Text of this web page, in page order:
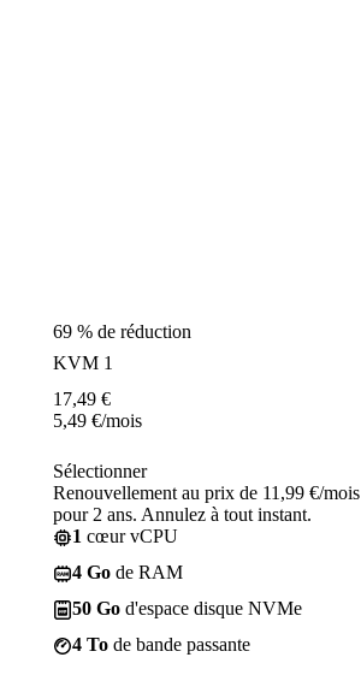
69 % de réduction
KVM 1
17,49 €
5,49 €/mois
Sélectionner
Renouvellement au prix de 11,99 €/mois
pour 2 ans. Annulez à tout instant.
1 cœur vCPU
4 Go de RAM
50 Go d'espace disque NVMe
4 To de bande passante